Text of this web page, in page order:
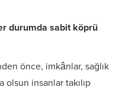
durumda sabit köprü
önce, imkânlar, sağlık
insanlar takılıp